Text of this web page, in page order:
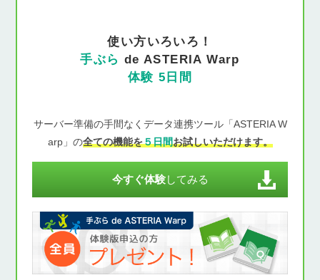
使い方いろいろ！
手ぶら de ASTERIA Warp
体験 5日間
サーバー準備の手間なくデータ連携ツール「ASTERIA W
arp」の全ての機能を５日間お試しいただけます。
今すぐ体験してみる